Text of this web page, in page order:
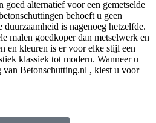
goed alternatief voor een gemetselde
behoeft u geen
duurzaamheid is nagenoeg hetzelfde.
malen goedkoper dan metselwerk en
en kleuren is er voor elke stijl een
klassiek tot modern. Wanneer u
van Betonschutting.nl , kiest u voor